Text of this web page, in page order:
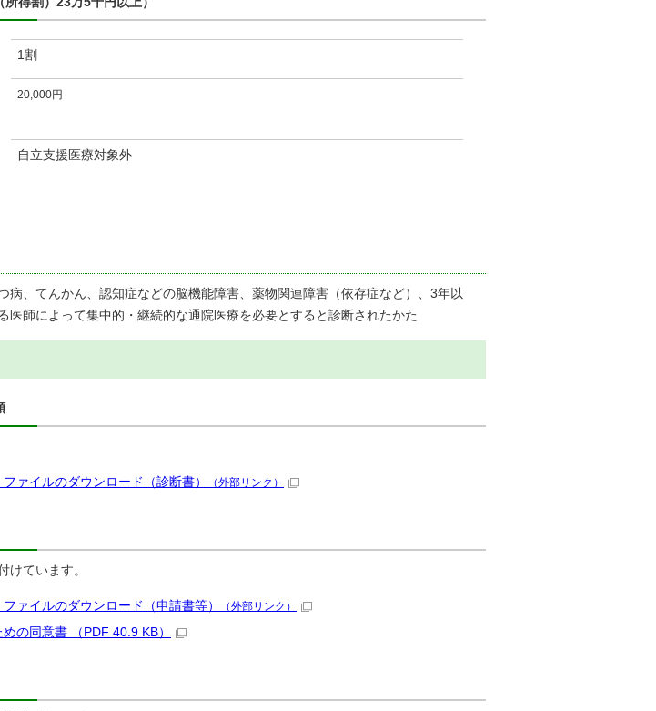
1割
20,000円
自立支援医療対象外
病、てんかん、認知症などの脳機能障害、薬物関連障害（依存症など）、3年以
医師によって集中的・継続的な通院医療を必要とすると診断されたかた
ァイルのダウンロード（診断書） （外部リンク）
けています。
ァイルのダウンロード（申請書等） （外部リンク）
の同意書 （PDF 40.9 KB）